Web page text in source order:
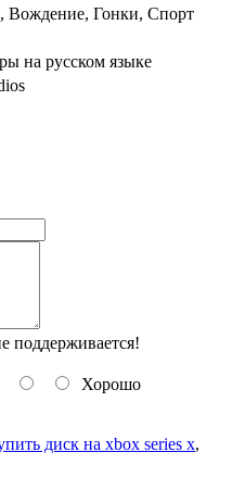
Вождение, Гонки, Спорт
на русском языке
поддерживается!
Хорошо
диск на xbox series x,